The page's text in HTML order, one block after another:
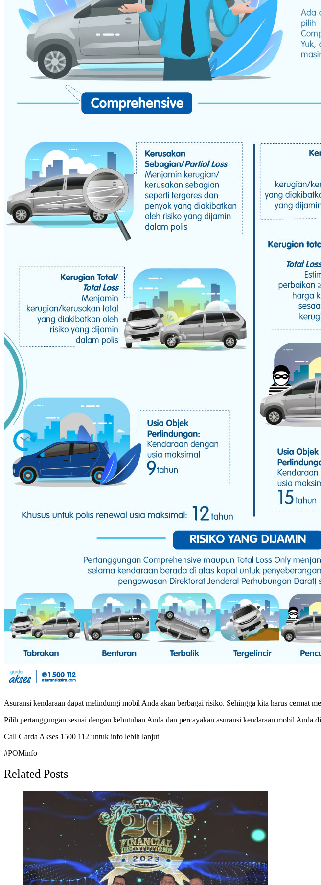
Asuransi kendaraan dapat melindungi mobil Anda akan berbagai risiko. Sehingga kita harus cermat
Pilih pertanggungan sesuai dengan kebutuhan Anda dan percayakan asuransi kendaraan mobil Anda
Call Garda Akses 1500 112 untuk info lebih lanjut.
#POMinfo
Related Posts